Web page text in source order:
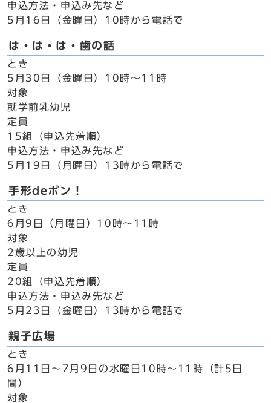
申込方法・申込み先など
5月16日（金曜日）10時から電話で
は・は・は・歯の話
とき
5月30日（金曜日）10時～11時
対象
就学前乳幼児
定員
15組（申込先着順）
申込方法・申込み先など
5月19日（月曜日）13時から電話で
手形deポン！
とき
6月9日（月曜日）10時～11時
対象
2歳以上の幼児
定員
20組（申込先着順）
申込方法・申込み先など
5月23日（金曜日）13時から電話で
親子広場
とき
6月11日～7月9日の水曜日10時～11時（計5日
間）
対象